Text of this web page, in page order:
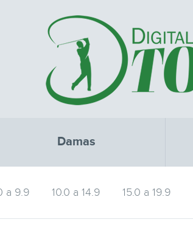
Damas
a 9.9 10.0 a 14.9 15.0 a 19.9